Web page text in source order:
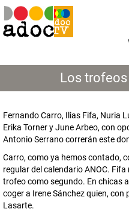
Los
Fernando Carro, Ilias Fifa, Nuria
Erika Torner y June Arbeo, con
Antonio Serrano correrán este
Carro, como ya hemos contado,
regular del calendario ANOC.
trofeo como segundo. En chicas
coger a Irene Sánchez quien, con
Lasarte.